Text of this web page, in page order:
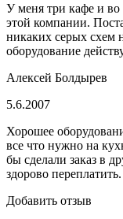
У меня три кафе и во
этой компании.
никаких серых схем
оборудование
Алексей Болдырев
5.6.2007
Хорошее
все что нужно на
бы сделали заказ в
здорово переплатить.
Добавить отзыв